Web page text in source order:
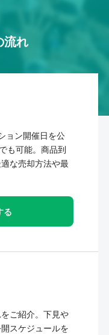
流れ
ョン開催日を公
も可能。商品到
な売却方法や最
る
ご紹介。下見や
スケジュールを